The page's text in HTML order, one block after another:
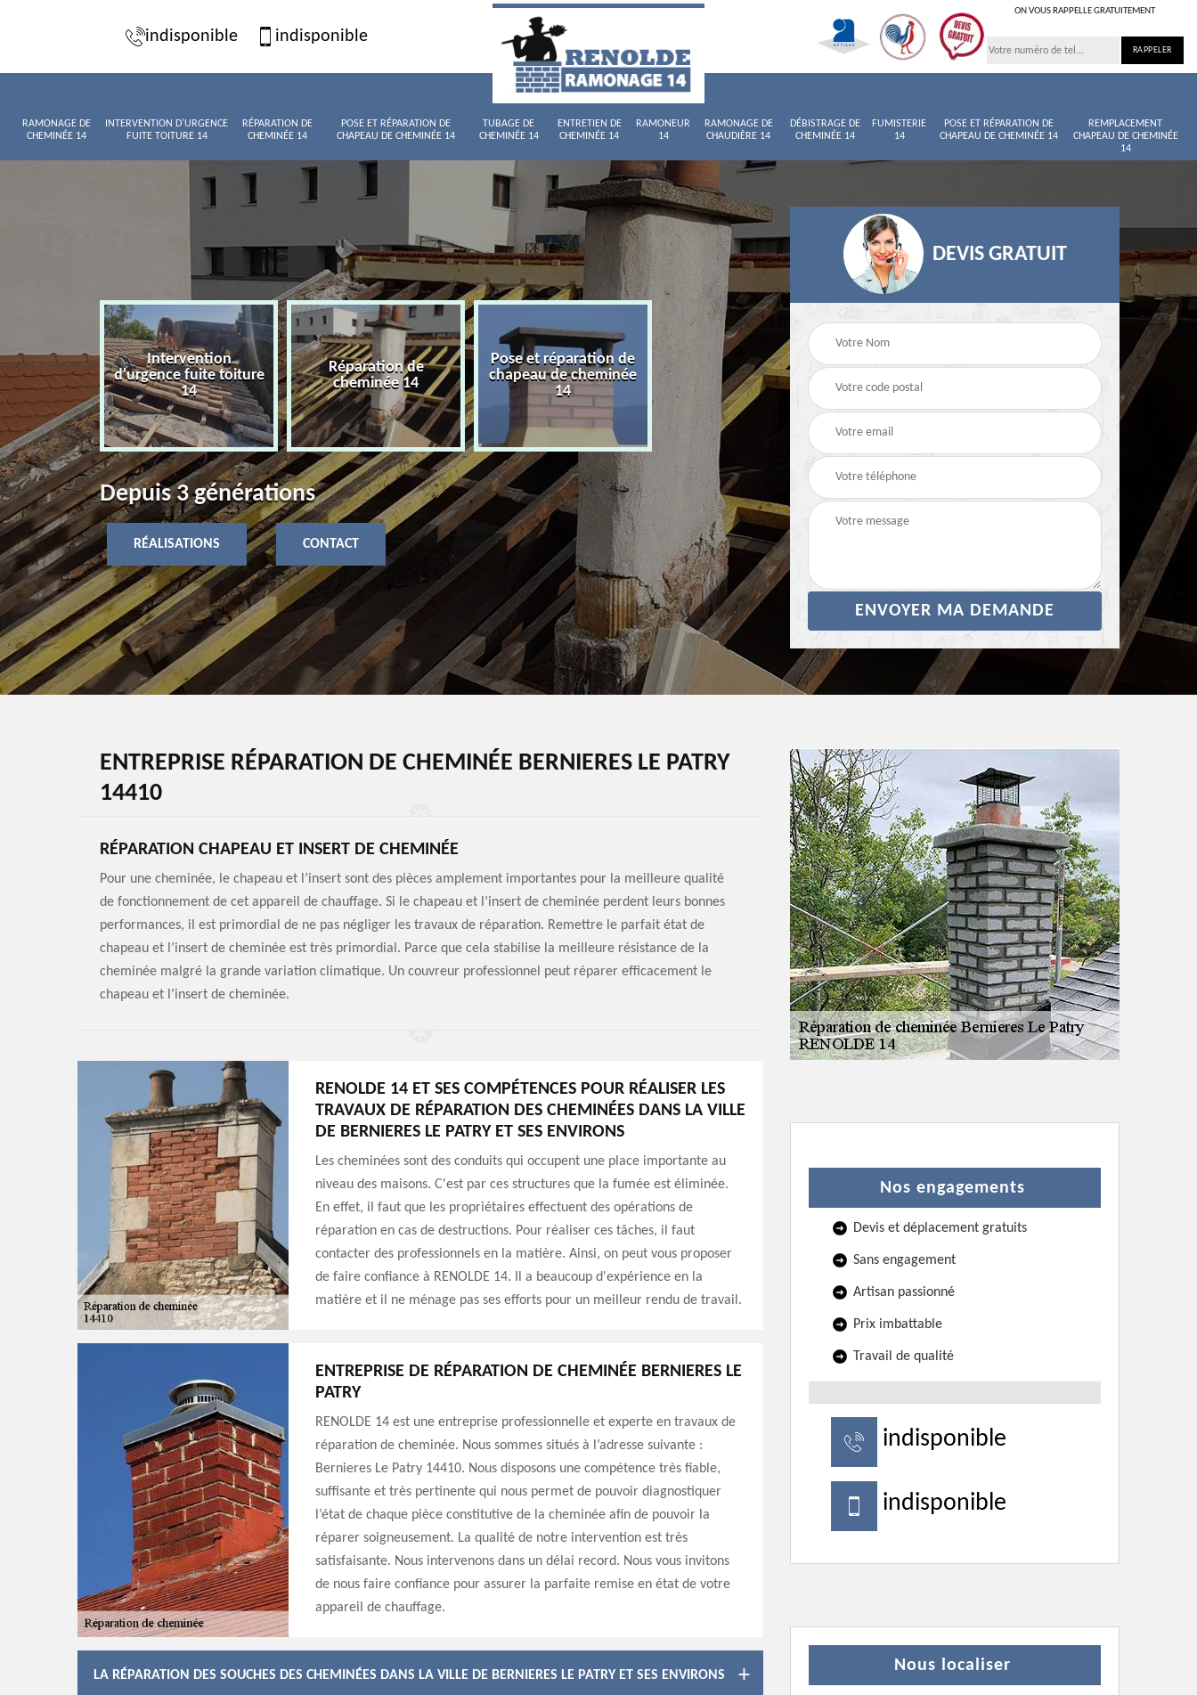
indisponible indisponible
ON VOUS RAPPELLE GRATUITEMENT
RAMONAGE DE
CHEMINÉE 14
INTERVENTION D'URGENCE
FUITE TOITURE 14
RÉPARATION DE
CHEMINÉE 14
POSE ET RÉPARATION DE
CHAPEAU DE CHEMINÉE 14
TUBAGE DE
CHEMINÉE 14
ENTRETIEN DE
CHEMINÉE 14
RAMONEUR
14
RAMONAGE DE
CHAUDIÈRE 14
DÉBISTRAGE DE
CHEMINÉE 14
FUMISTERIE
14
POSE ET RÉPARATION DE
CHAPEAU DE CHEMINÉE 14
REMPLACEMENT
CHAPEAU DE CHEMINÉE
14
de
14
Intervention
d'urgence fuite toiture
14
Réparation de
cheminée 14
Pose et réparation de
chapeau de cheminée
14
Tubage de cheminée
14
Entretien de cheminée
Ramoneur 14
Depuis 3 générations
RÉALISATIONS CONTACT
DEVIS GRATUIT
ENTREPRISE RÉPARATION DE CHEMINÉE BERNIERES LE PATRY
14410
RÉPARATION CHAPEAU ET INSERT DE CHEMINÉE
Pour une cheminée, le chapeau et l’insert sont des pièces amplement importantes pour la meilleure qualité
de fonctionnement de cet appareil de chauffage. Si le chapeau et l’insert de cheminée perdent leurs bonnes
performances, il est primordial de ne pas négliger les travaux de réparation. Remettre le parfait état de
chapeau et l’insert de cheminée est très primordial. Parce que cela stabilise la meilleure résistance de la
cheminée malgré la grande variation climatique. Un couvreur professionnel peut réparer efficacement le
chapeau et l’insert de cheminée.
RENOLDE 14 ET SES COMPÉTENCES POUR RÉALISER LES
TRAVAUX DE RÉPARATION DES CHEMINÉES DANS LA VILLE
DE BERNIERES LE PATRY ET SES ENVIRONS
Les cheminées sont des conduits qui occupent une place importante au
niveau des maisons. C'est par ces structures que la fumée est éliminée.
En effet, il faut que les propriétaires effectuent des opérations de
réparation en cas de destructions. Pour réaliser ces tâches, il faut
contacter des professionnels en la matière. Ainsi, on peut vous proposer
de faire confiance à RENOLDE 14. Il a beaucoup d'expérience en la
matière et il ne ménage pas ses efforts pour un meilleur rendu de travail.
ENTREPRISE DE RÉPARATION DE CHEMINÉE BERNIERES LE
PATRY
RENOLDE 14 est une entreprise professionnelle et experte en travaux de
réparation de cheminée. Nous sommes situés à l’adresse suivante :
Bernieres Le Patry 14410. Nous disposons une compétence très fiable,
suffisante et très pertinente qui nous permet de pouvoir diagnostiquer
l’état de chaque pièce constitutive de la cheminée afin de pouvoir la
réparer soigneusement. La qualité de notre intervention est très
satisfaisante. Nous intervenons dans un délai record. Nous vous invitons
de nous faire confiance pour assurer la parfaite remise en état de votre
appareil de chauffage.
LA RÉPARATION DES SOUCHES DES CHEMINÉES DANS LA VILLE DE BERNIERES LE PATRY ET SES ENVIRONS
Nos engagements
Devis et déplacement gratuits
Sans engagement
Artisan passionné
Prix imbattable
Travail de qualité
indisponible
indisponible
Nous localiser